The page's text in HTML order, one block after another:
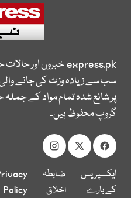
express.pkخبروں اور
سب سے زیادہ وزٹ کی جانے
پر شائع شدہ تمام مواد کے
گروپ محفوظ ہیں۔
ایکسپریس
کے بارے
ضابطہ
اخلاق
Policy